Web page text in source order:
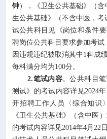
钟），《卫生公共基础》（含
生公共基础》（不含中医，
试公共科目见《岗位和条件
聘岗位公共科目要求参加考
因违规违纪被取消其中1科成
每科满分均为100分。
2.笔试内容。公共科目
测试》的考试内容详见2024
开招聘工作人员〈综合知识
《卫生公共基础》（含中医
的考试内容详见2014年4月22